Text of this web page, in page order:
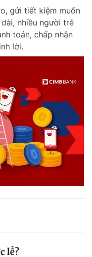
gửi tiết kiệm muốn
nhiều người trẻ
toán, chấp nhận
lời.
lễ?